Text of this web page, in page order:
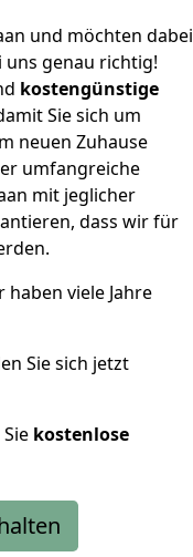
und möchten dabei
uns genau richtig!
kostengünstige
Sie sich um
neuen Zuhause
umfangreiche
mit jeglicher
dass wir für
viele Jahre
Sie sich jetzt
kostenlose